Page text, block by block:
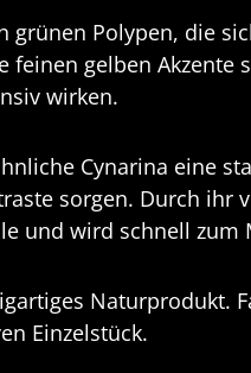
Polypen, die
gelben
wirken.
Cynarina eine
sorgen. Durch ihr
und wird schnell
Einzelstück.